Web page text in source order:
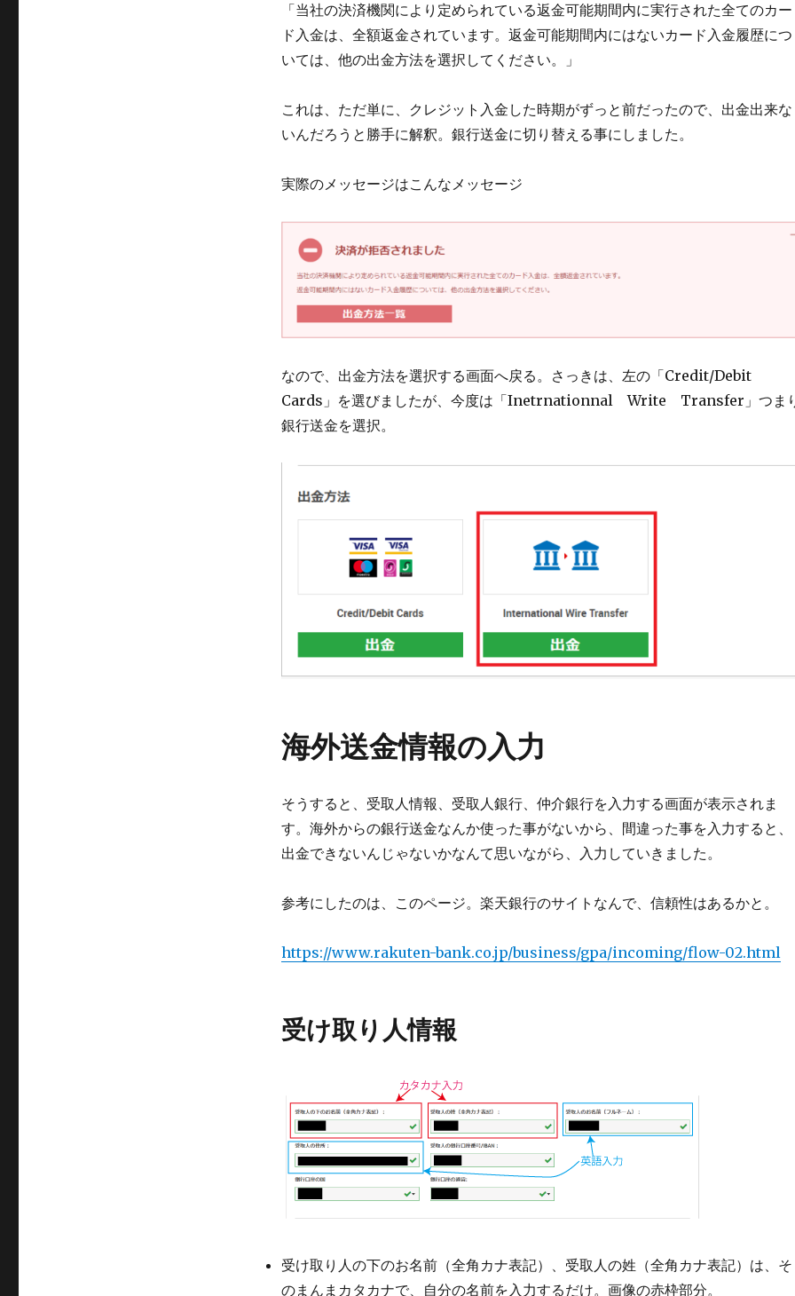
「当社の決済機関により定められている返金可能期間内に実行された全てのカー
ド入金は、全額返金されています。返金可能期間内にはないカード入金履歴につ
いては、他の出金方法を選択してください。」
これは、ただ単に、クレジット入金した時期がずっと前だったので、出金出来な
いんだろうと勝手に解釈。銀行送金に切り替える事にしました。
実際のメッセージはこんなメッセージ
なので、出金方法を選択する画面へ戻る。さっきは、左の「Credit/Debit
Cards」を選びましたが、今度は「Inetrnationnal Write Transfer」つま
銀行送金を選択。
海外送金情報の入力
そうすると、受取人情報、受取人銀行、仲介銀行を入力する画面が表示されま
す。海外からの銀行送金なんか使った事がないから、間違った事を入力すると、
出金できないんじゃないかなんて思いながら、入力していきました。
参考にしたのは、このページ。楽天銀行のサイトなんで、信頼性はあるかと。
https://www.rakuten-bank.co.jp/business/gpa/incoming/flow-02.html
受け取り人情報
受け取り人の下のお名前（全角カナ表記）、受取人の姓（全角カナ表記）は、そ
のまんまカタカナで、自分の名前を入力するだけ。画像の赤枠部分。